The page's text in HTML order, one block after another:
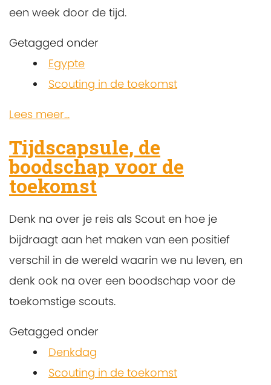
een week door de tijd.
Getagged onder
Egypte
Scouting in de toekomst
Lees meer...
Tijdscapsule, de
boodschap voor de
toekomst
Denk na over je reis als Scout en hoe je
bijdraagt ​​aan het maken van een positief
verschil in de wereld waarin we nu leven, en
denk ook na over een boodschap voor de
toekomstige scouts.
Getagged onder
Denkdag
Scouting in de toekomst